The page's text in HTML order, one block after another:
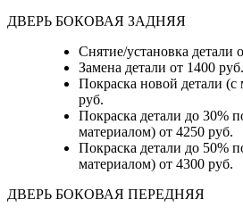
ДВЕРЬ БОКОВАЯ ЗАДНЯЯ
Снятие/установка детали
Замена детали от 1400 руб.
Покраска новой детали (с
руб.
Покраска детали до 30%
материалом) от 4250 руб.
Покраска детали до 50%
материалом) от 4300 руб.
ДВЕРЬ БОКОВАЯ ПЕРЕДНЯЯ